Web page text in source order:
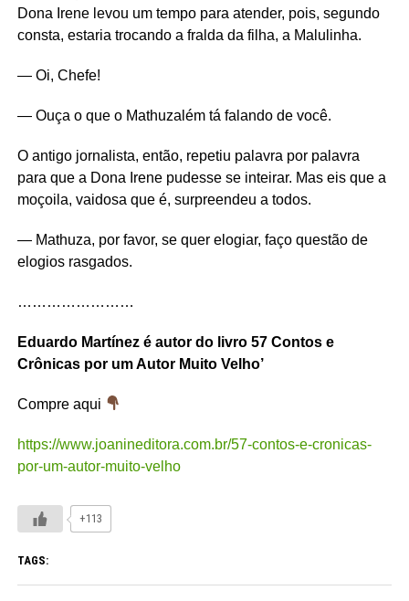
Dona Irene levou um tempo para atender, pois, segundo
consta, estaria trocando a fralda da filha, a Malulinha.
— Oi, Chefe!
— Ouça o que o Mathuzalém tá falando de você.
O antigo jornalista, então, repetiu palavra por palavra
para que a Dona Irene pudesse se inteirar. Mas eis que a
moçoila, vaidosa que é, surpreendeu a todos.
— Mathuza, por favor, se quer elogiar, faço questão de
elogios rasgados.
……………………
Eduardo Martínez é autor do livro 57 Contos e
Crônicas por um Autor Muito Velho’
Compre aqui
https://www.joanineditora.com.br/57-contos-e-cronicas-
por-um-autor-muito-velho
+113
TAGS: